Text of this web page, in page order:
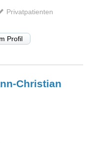
Privatpatienten
Profil
Christian